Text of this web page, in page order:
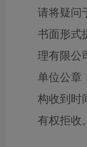
请将疑问
书面形式
理有限公
单位公章
构收到时
有权拒收